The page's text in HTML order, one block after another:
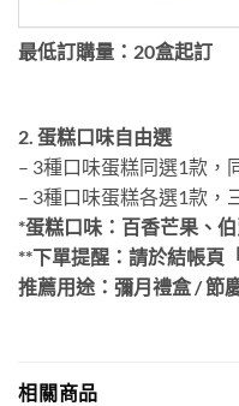
最低訂購量：20盒起訂
2. 蛋糕口味自由選
– 3種口味蛋糕同選1款，
– 3種口味蛋糕各選1款，
*蛋糕口味：百香芒果、
**下單提醒：請於結帳頁
推薦用途：彌月禮盒 / 節
相關商品